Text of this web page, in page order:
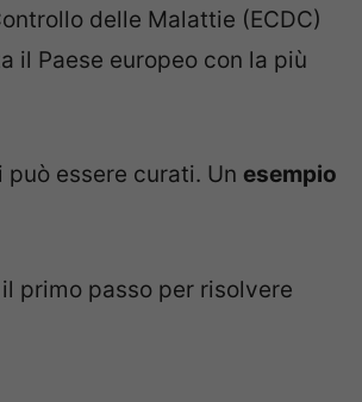
delle Malattie (ECDC)
il Paese europeo con la più
essere curati. Un esempio
primo passo per risolvere